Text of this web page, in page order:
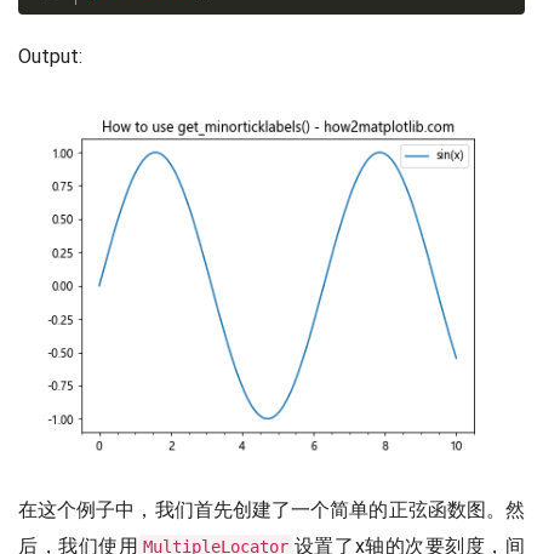
Output:
在这个例子中，我们首先创建了一个简单的正弦函数图。然
后，我们使用 MultipleLocator 设置了x轴的次要刻度，间